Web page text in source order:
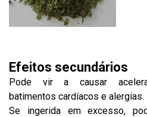
Efeitos secundários
Pode vir a causar
batimentos cardíacos e alergias.
Se ingerida em excesso,